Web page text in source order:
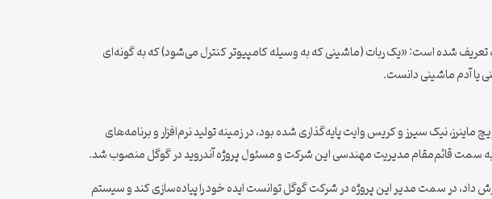
تعریف شده است: «یک ربات (ماشینی که به وسیله کامپیوتر کنترل می‌شود) که به گونه‌ای
یا آدم ماشینی دانست.
ریچ ماینرز، نیک سیرز و کریس وایت پایه‌گذاری شده بود، در زمینه تولید نرم‌افزار و برنامه‌های
به سمت قائم‌مقام مدیریت مهندسی این شرکت و مسئول پروژه آندروید در گوگل منصوب شد.
داد، در سمت مدیر این پروژه در شرکت گوگل توانست ایده خود را پیاده‌سازی کند و سیستم